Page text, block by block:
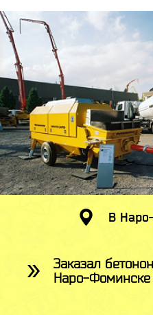
В
Заказал
Наро-